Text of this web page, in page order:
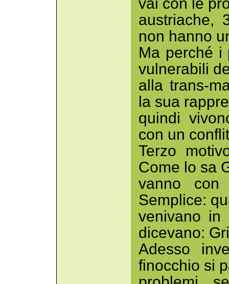
vai con le
austriache,
non hanno
Ma perché i
vulnerabili
alla trans-
la sua
quindi
con un
Terzo
Come lo sa
vanno
Semplice:
venivano in
dicevano:
Adesso
finocchio si